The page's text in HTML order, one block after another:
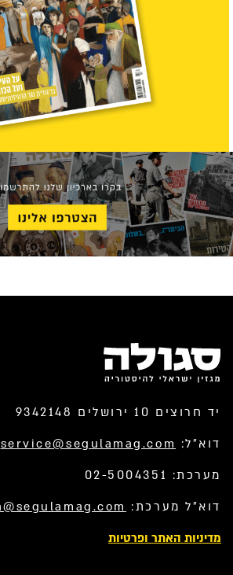
יד חרוצים 10 ירושלים 9342148
דוא”ל: service@segulamag.com
מערכת: 02-5004351
דוא”ל מערכת:
מדיניות האתר ופרטיות